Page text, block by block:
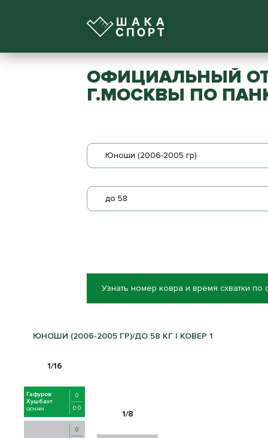
ОФИЦИАЛЬНЫЙ
Г.МОСКВЫ ПО
Юноши (2006-2005 гр)
до 58
Узнать номер ковра и время схватки по
ЮНОШИ (2006-2005 ГР)/ДО 58 КГ | КОВЕР 1
Гафуров
Хушбахт
QCHAIN
0
0 0
0